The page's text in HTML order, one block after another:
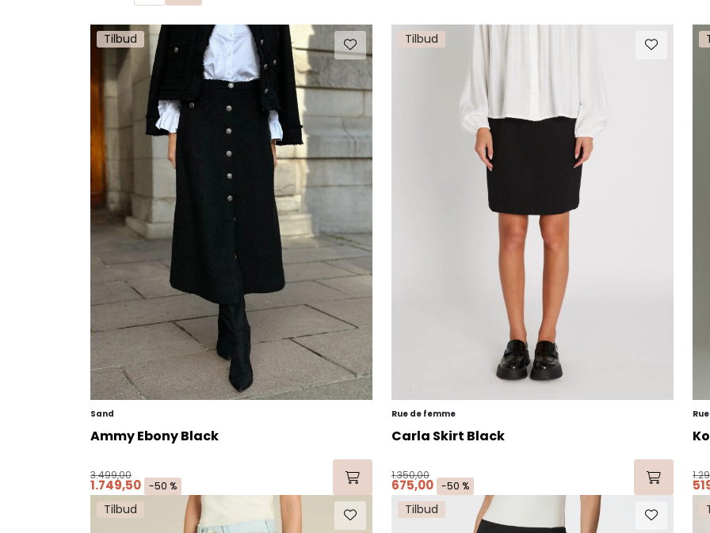
Tilbud
Sand
Ammy Ebony Black
3.499,00
1.749,50 -50 %
Tilbud
Rue de femme
Carla Skirt Black
1.350,00
675,00 -50 %
Tilbud Tilbud